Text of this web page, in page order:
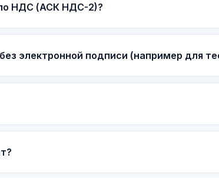
НДС (АСК НДС-2)?
электронной подписи (например для